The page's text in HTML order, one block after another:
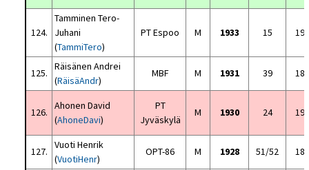
124.
Tamminen Tero-
Juhani
(TammiTero)
PT Espoo M 1933 15
125.
Räisänen Andrei
(RäisäAndr)
MBF M 1931 39
126.
Ahonen David
(AhoneDavi)
PT
Jyväskylä
M 1930 24
127.
Vuoti Henrik
(VuotiHenr)
OPT-86 M 1928 51/52